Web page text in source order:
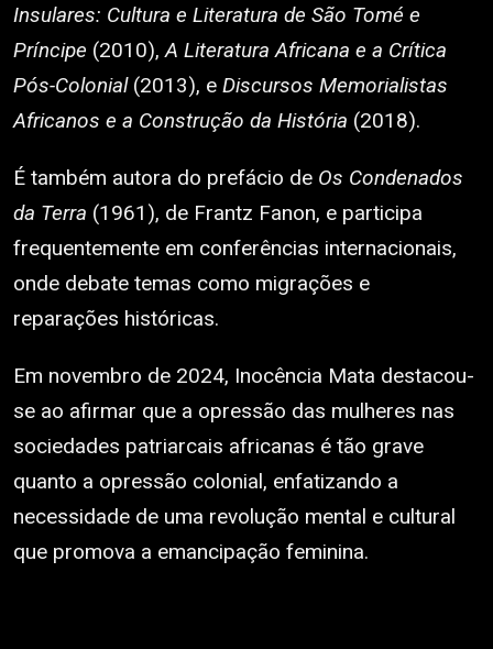
Insulares: Cultura e Literatura de São Tomé e
Príncipe (2010),A Literatura Africana e a Crítica
Pós-Colonial(2013), e Discursos Memorialistas
Africanos e a Construção da História (2018).
É também autora do prefácio de Os Condenados
da Terra (1961), de Frantz Fanon, e participa
frequentemente em conferências internacionais,
onde debate temas como migrações e
reparações históricas.
Em novembro de 2024, Inocência Mata destacou-
se ao afirmar que a opressão das mulheres nas
sociedades patriarcais africanas é tão grave
quanto a opressão colonial, enfatizando a
necessidade de uma revolução mental e cultural
que promova a emancipação feminina.